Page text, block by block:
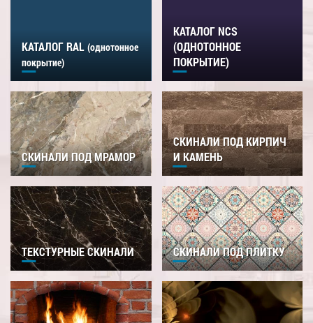
КАТАЛОГ RAL (однотонное
покрытие)
КАТАЛОГ NCS
(ОДНОТОННОЕ
ПОКРЫТИЕ)
СКИНАЛИ ПОД МРАМОР
СКИНАЛИ ПОД КИРПИЧ
И КАМЕНЬ
ТЕКСТУРНЫЕ СКИНАЛИ СКИНАЛИ ПОД ПЛИТКУ